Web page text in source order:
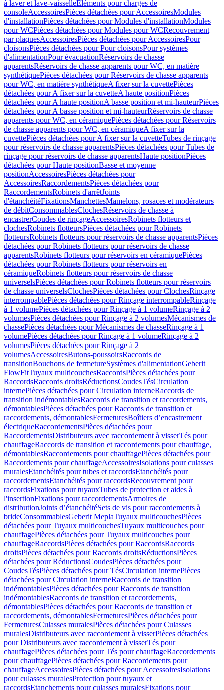
à laver et lave-vaisselleEléments pour charges de
consoleAccessoiresPièces détachées pour AccessoiresModules
d'installationPièces détachées pour Modules d'installationModules
pour WCPièces détachées pour Modules pour WCRecouvrement
par plaquesAccessoiresPièces détachées pour AccessoiresPour
cloisonsPièces détachées pour Pour cloisonsPour systèmes
d'alimentationPour évacuationRéservoirs de chasse
apparentsRéservoirs de chasse apparents pour WC, en matière
synthétiquePièces détachées pour Réservoirs de chasse apparents
pour WC, en matière synthétiqueA fixer sur la cuvettePièces
détachées pour A fixer sur la cuvetteA haute positionPièces
détachées pour A haute positionA basse position et mi-hauteurPièces
détachées pour A basse position et mi-hauteurRéservoirs de chasse
apparents pour WC, en céramiquePièces détachées pour Réservoirs
de chasse apparents pour WC, en céramiqueA fixer sur la
cuvettePièces détachées pour A fixer sur la cuvetteTubes de rinçage
pour réservoirs de chasse apparentsPièces détachées pour Tubes de
rinçage pour réservoirs de chasse apparentsHaute positionPièces
détachées pour Haute positionBasse et moyenne
positionAccessoiresPièces détachées pour
AccessoiresRaccordementsPièces détachées pour
RaccordementsRobinets d'arrêtJoints
d'étanchéitéFixationsManchettesMamelons, rosaces et modérateurs
de débitConsommablesClochesRéservoirs de chasse à
encastrerCoudes de rinçageAccessoiresRobinets flotteurs et
clochesRobinets flotteursPièces détachées pour Robinets
flotteursRobinets flotteurs pour réservoirs de chasse apparentsPièces
détachées pour Robinets flotteurs pour réservoirs de chasse
apparentsRobinets flotteurs pour réservoirs en céramiquePièces
détachées pour Robinets flotteurs pour réservoirs en
céramiqueRobinets flotteurs pour réservoirs de chasse
universelsPièces détachées pour Robinets flotteurs pour réservoirs
de chasse universelsClochesPièces détachées pour ClochesRinçage
interrompablePièces détachées pour Rinçage interrompableRinçage
à 1 volumePièces détachées pour Rinçage à 1 volumeRinçage à 2
volumesPièces détachées pour Rinçage à 2 volumesMécanismes de
chassePièces détachées pour Mécanismes de chasseRinçage à 1
volumePièces détachées pour Rinçage à 1 volumeRinçage à 2
volumesPièces détachées pour Rinçage à 2
volumesAccessoiresButons-poussoirsRaccords de
transitionBouchons de fermetureSystèmes d'alimentationGeberit
FlowFitTuyaux multicouchesRaccordsPièces détachées pour
RaccordsRaccords droitsRéductionsCoudesTésCirculation
internePièces détachées pour Circulation interneRaccords de
transition indémontablesRaccords de transition et raccordements,
démontablesPièces détachées pour Raccords de transition et
raccordements, démontablesFermeturesBoîtiers d’encastrement
électriqueRaccordementsPièces détachées pour
RaccordementsDistributeurs avec raccordement à visserTés pour
chauffageRaccords de transition et raccordements pour chauffage,
démontablesRaccordements pour chauffagePièces détachées pour
Raccordements pour chauffageAccessoiresIsolations pour culasses
muralesEtanchéités pour tubes et raccordsEtanchéités pour
raccordementsEtanchéités pour raccordsRecouvrement pour
raccordsFixations pour tuyauxTubes de protection et aides à
l'insertionFixations pour raccordementsArmoires de
distributionJoints d’étanchéitéSets de vis pour raccordements à
brideConsommablesGeberit MeplaTuyaux multicouchesPièces
détachées pour Tuyaux multicouchesTuyaux multicouches pour
chauffagePièces détachées pour Tuyaux multicouches pour
chauffageRaccordsPièces détachées pour RaccordsRaccords
droitsPièces détachées pour Raccords droitsRéductionsPièces
détachées pour RéductionsCoudesPièces détachées pour
CoudesTésPièces détachées pour TésCirculation internePièces
détachées pour Circulation interneRaccords de transition
indémontablesPièces détachées pour Raccords de transition
indémontablesRaccords de transition et raccordements,
démontablesPièces détachées pour Raccords de transition et
raccordements, démontablesFermeturesPièces détachées pour
FermeturesCulasses muralesPièces détachées pour Culasses
muralesDistributeurs avec raccordement à visserPièces détachées
pour Distributeurs avec raccordement à visserTés pour
chauffagePièces détachées pour Tés pour chauffageRaccordements
pour chauffagePièces détachées pour Raccordements pour
chauffageAccessoiresPièces détachées pour AccessoiresIsolations
pour culasses muralesProtection pour tuyaux et
raccordsEtanchements pour culasses muralesFixations pour